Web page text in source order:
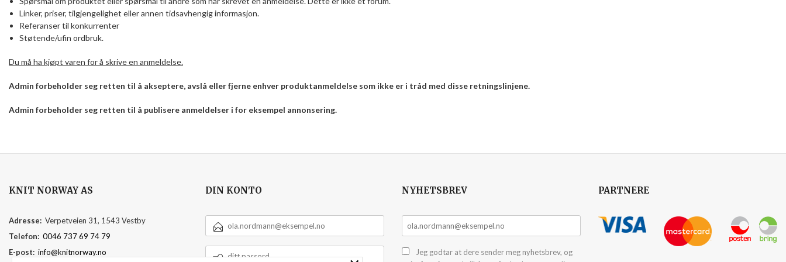
Linker, priser, tilgjengelighet eller annen tidsavhengig informasjon.
Referanser til konkurrenter
Støtende/ufin ordbruk.
Du må ha kjøpt varen for å skrive en anmeldelse.
Admin forbeholder seg retten til å akseptere, avslå eller fjerne enhver produktanmeldelse som ikke er i tråd med disse retningslinjene.
Admin forbeholder seg retten til å publisere anmeldelser i for eksempel annonsering.
KNIT NORWAY AS
Adresse: Verpetveien 31, 1543 Vestby
Telefon: 0046 737 69 74 79
E-post: info@knitnorway.no
DIN KONTO
POSTADRESSE
NYHETSBREV
Jeg godtar at dere sender meg nyhetsbrev, og
PARTNERE